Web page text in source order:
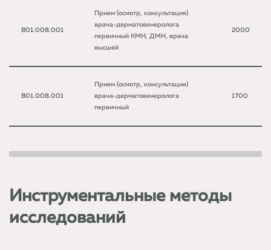
B01.008.001
Прием (осмотр, консультация)
врача-дерматовенеролога
первичный КМН, ДМН, врача
высшей
2000
B01.008.001
Прием (осмотр, консультация)
врача-дерматовенеролога
первичный
1700
Инструментальные методы
исследований